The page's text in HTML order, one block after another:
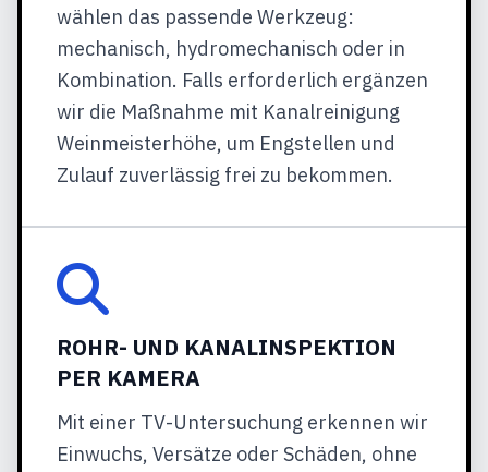
wählen das passende Werkzeug:
mechanisch, hydromechanisch oder in
Kombination. Falls erforderlich ergänzen
wir die Maßnahme mit Kanalreinigung
Weinmeisterhöhe, um Engstellen und
Zulauf zuverlässig frei zu bekommen.
ROHR- UND KANALINSPEKTION
PER KAMERA
Mit einer TV-Untersuchung erkennen wir
Einwuchs, Versätze oder Schäden, ohne